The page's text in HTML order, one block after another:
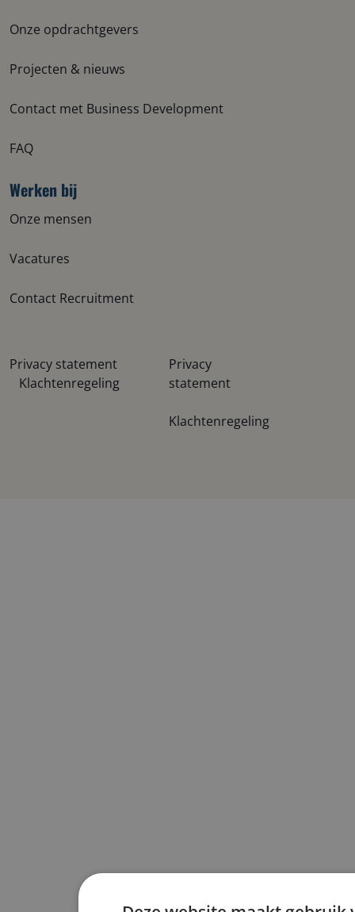
Onze opdrachtgevers
Projecten & nieuws
Contact met Business Development
FAQ
Werken bij
Onze mensen
Vacatures
Contact Recruitment
Privacy statement
Klachtenregeling
Privacy
statement
Klachtenregeling